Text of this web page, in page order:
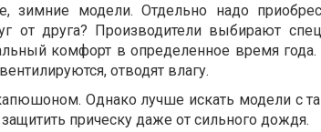
зимние модели. Отдельно надо
от друга? Производители выбирают
комфорт в определенное время
отводят влагу.
Однако лучше искать модели с
прическу даже от сильного дождя.